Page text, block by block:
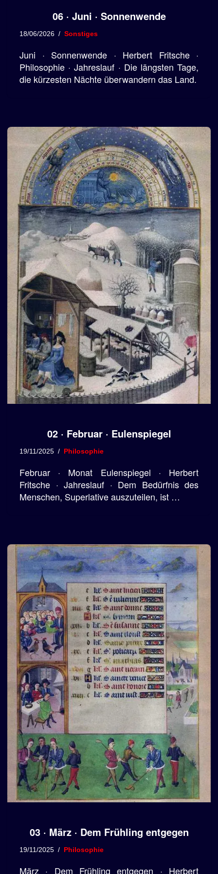
06 · Juni · Sonnenwende
18/06/2026 Sonstiges
Juni · Sonnenwende · Herbert Fritsche ·
Philosophie · Jahreslauf · Die längsten Tage,
die kürzesten Nächte überwandern das Land.
02 · Februar · Eulenspiegel
19/11/2025 Philosophie
Februar · Monat Eulenspiegel · Herbert
Fritsche · Jahreslauf · Dem Bedürfnis des
Menschen, Superlative auszuteilen, ist …
03 · März · Dem Frühling entgegen
19/11/2025 Philosophie
März · Dem Frühling entgegen · Herbert